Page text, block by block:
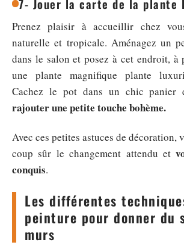
7- Jouer la carte de la plante
Prenez plaisir à accueillir chez
naturelle et tropicale. Aménagez un
dans le salon et posez à cet endroit,
une plante magnifique plante
Cachez le pot dans un chic panier
rajouter une petite touche bohème.
Avec ces petites astuces de décoration,
coup sûr le changement attendu et
conquis.
Les différentes
peinture pour donner du
murs